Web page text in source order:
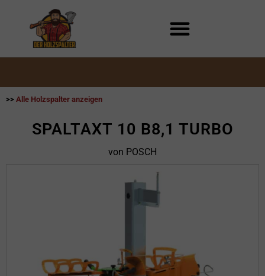
>> Alle Holzspalter anzeigen
SPALTAXT 10 B8,1 TURBO
von POSCH